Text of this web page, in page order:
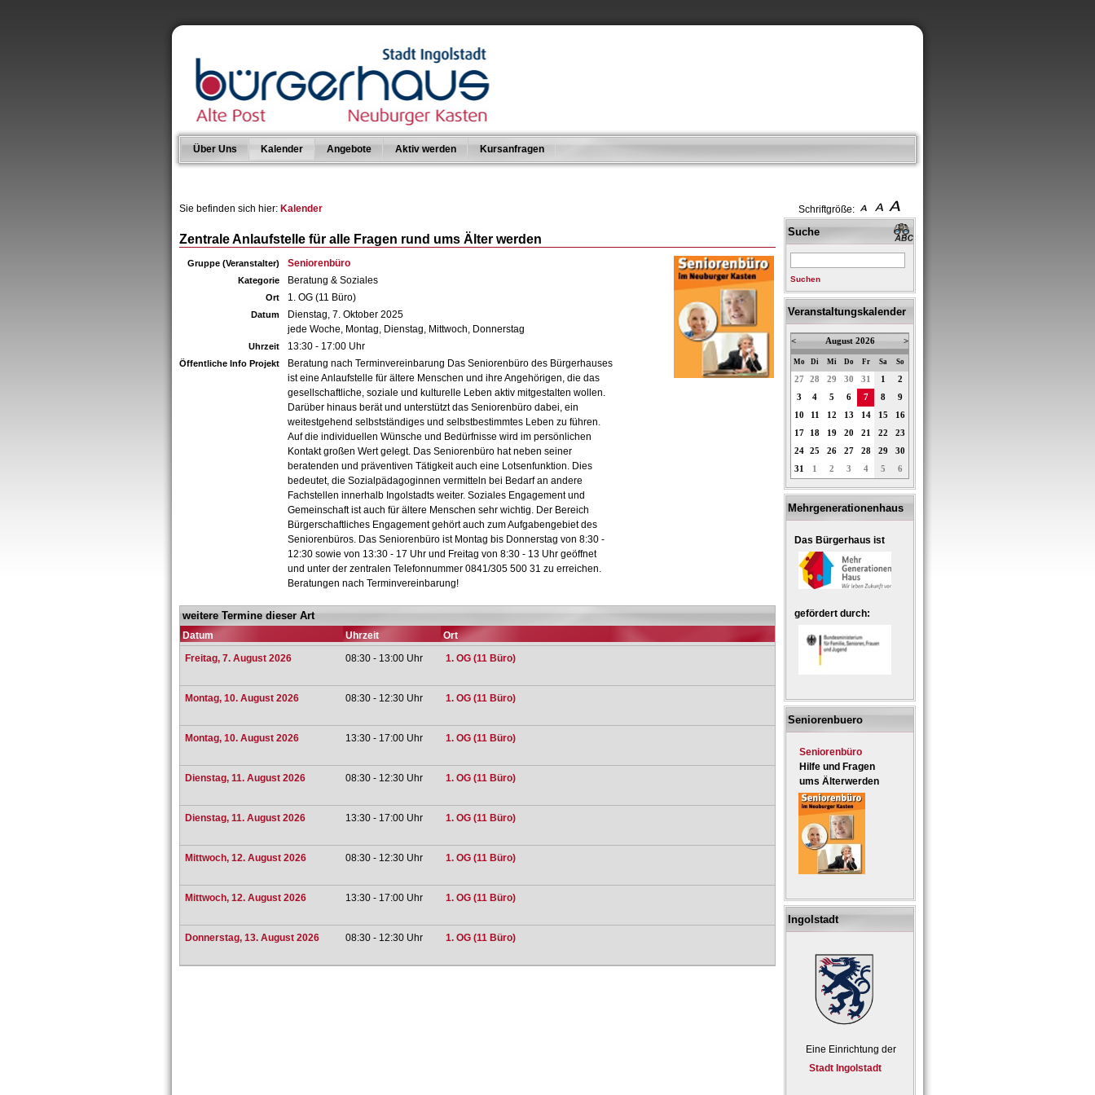
Schriftgröße:
Über Uns Kalender Angebote Aktiv werden Kursanfragen
Sie befinden sich hier: Kalender
Zentrale Anlaufstelle für alle Fragen rund ums Älter werden
Gruppe (Veranstalter) Seniorenbüro
Kategorie Beratung & Soziales
Ort 1. OG (11 Büro)
Datum
Dienstag, 7. Oktober 2025
jede Woche, Montag, Dienstag, Mittwoch, Donnerstag
Uhrzeit 13:30 - 17:00 Uhr
Öffentliche Info Projekt
Beratung nach Terminvereinbarung Das Seniorenbüro des Bürgerhauses
ist eine Anlaufstelle für ältere Menschen und ihre Angehörigen, die das
gesellschaftliche, soziale und kulturelle Leben aktiv mitgestalten wollen.
Darüber hinaus berät und unterstützt das Seniorenbüro dabei, ein
weitestgehend selbstständiges und selbstbestimmtes Leben zu führen.
Auf die individuellen Wünsche und Bedürfnisse wird im persönlichen
Kontakt großen Wert gelegt. Das Seniorenbüro hat neben seiner
beratenden und präventiven Tätigkeit auch eine Lotsenfunktion. Dies
bedeutet, die Sozialpädagoginnen vermitteln bei Bedarf an andere
Fachstellen innerhalb Ingolstadts weiter. Soziales Engagement und
Gemeinschaft ist auch für ältere Menschen sehr wichtig. Der Bereich
Bürgerschaftliches Engagement gehört auch zum Aufgabengebiet des
Seniorenbüros. Das Seniorenbüro ist Montag bis Donnerstag von 8:30 -
12:30 sowie von 13:30 - 17 Uhr und Freitag von 8:30 - 13 Uhr geöffnet
und unter der zentralen Telefonnummer 0841/305 500 31 zu erreichen.
Beratungen nach Terminvereinbarung!
weitere Termine dieser Art
Datum Uhrzeit
Ort
Freitag, 7. August 2026
08:30 - 13:00 Uhr 1. OG (11 Büro)
Montag, 10. August 2026 08:30 - 12:30 Uhr 1. OG (11 Büro)
Montag, 10. August 2026 13:30 - 17:00 Uhr 1. OG (11 Büro)
Dienstag, 11. August 2026 08:30 - 12:30 Uhr 1. OG (11 Büro)
Dienstag, 11. August 2026 13:30 - 17:00 Uhr 1. OG (11 Büro)
Mittwoch, 12. August 2026 08:30 - 12:30 Uhr 1. OG (11 Büro)
Mittwoch, 12. August 2026 13:30 - 17:00 Uhr 1. OG (11 Büro)
Donnerstag, 13. August 2026 08:30 - 12:30 Uhr 1. OG (11 Büro)
Suche
Suchen
Veranstaltungskalender
< August 2026 >
Mo Di Mi Do Fr Sa So
27 28 29 30 31 1
2
3
4 5 6 7 8
9
10
11 12 13 14 15
16
17
18 19 20 21 22
23
24
25 26 27 28 29
30
31
1 2 3 4 5 6
Mehrgenerationenhaus
Das Bürgerhaus ist
gefördert durch:
Seniorenbuero
Seniorenbüro
Hilfe und Fragen
ums Älterwerden
Ingolstadt
Eine Einrichtung der
Stadt Ingolstadt